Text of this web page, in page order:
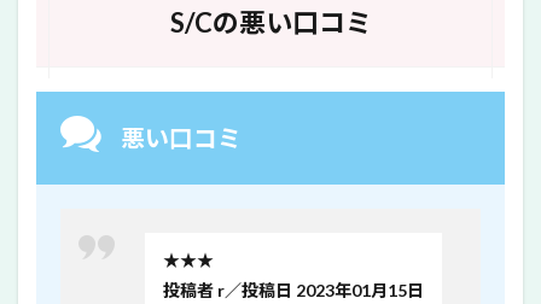
S/Cの悪い口コミ
悪い口コミ
★★★
投稿者 r／投稿日 2023年01月15日